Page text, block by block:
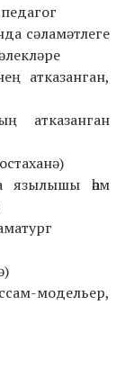
сәламәтлеге
атказанган,
атказанган
язылышы һәм
модельер,